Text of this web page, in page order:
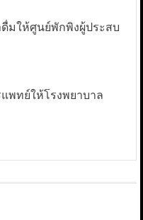
มให้ศูนย์พักพิงผู้ประสบ
พทย์ให้โรงพยาบาล